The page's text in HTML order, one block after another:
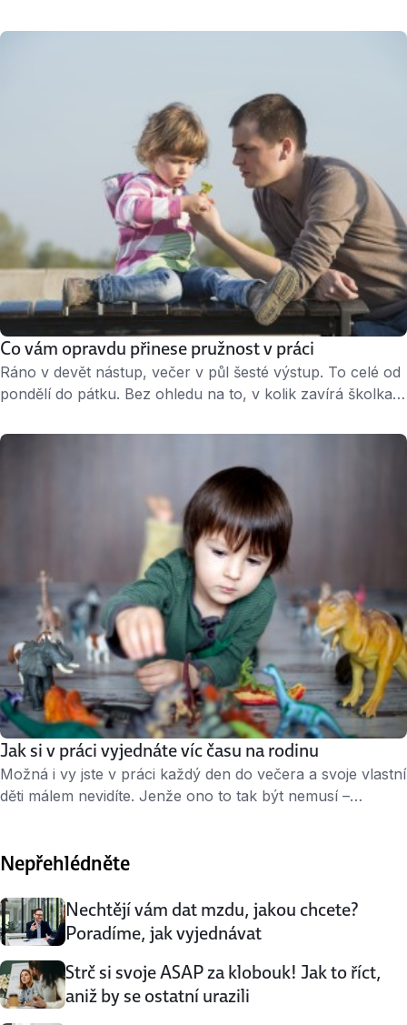
předních českých technologických firem a hned potom
Co vám opravdu přinese pružnost v práci
Ráno v devět nástup, večer v půl šesté výstup. To celé od
pondělí do pátku. Bez ohledu na to, v kolik zavírá školka
tempo? Vítejte v minulém století Home office, pružná
začínají zvykat, že pokud si …
Jak si v práci vyjednáte víc času na rodinu
Možná i vy jste v práci každý den do večera a svoje vlastní
děti málem nevidíte. Jenže ono to tak být nemusí –
životem. « 3 minuty čtení » ↑ Dětství uteče strašně rychle.
Nepřehlédněte
Nechtějí vám dat mzdu, jakou chcete?
Poradíme, jak vyjednávat
Strč si svoje ASAP za klobouk! Jak to říct,
aniž by se ostatní urazili